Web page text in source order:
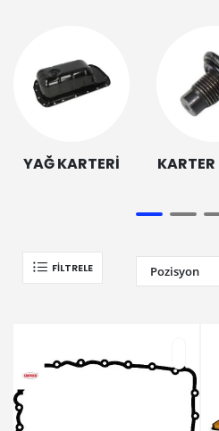
YAĞ KARTERİ
FILTRELE